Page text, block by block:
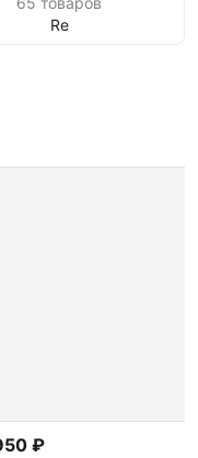
Re
₽